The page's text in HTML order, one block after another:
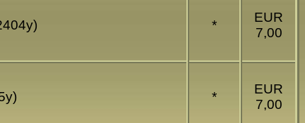
*
EUR
7,00
*
EUR
7,00